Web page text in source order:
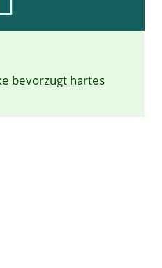
bevorzugt hartes